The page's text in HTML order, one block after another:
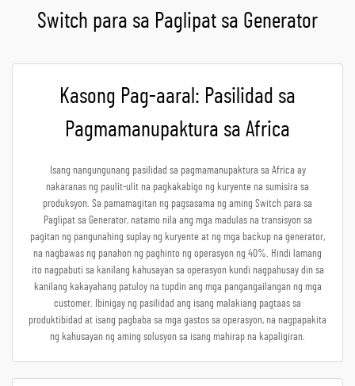
Switch para sa Paglipat sa Generator
Kasong Pag-aaral: Pasilidad sa
Pagmamanupaktura sa Africa
Isang nangungunang pasilidad sa pagmamanupaktura sa Africa ay
nakaranas ng paulit-ulit na pagkakabigo ng kuryente na sumisira sa
produksyon. Sa pamamagitan ng pagsasama ng aming Switch para sa
Paglipat sa Generator, natamo nila ang mga madulas na transisyon sa
pagitan ng pangunahing suplay ng kuryente at ng mga backup na generator,
na nagbawas ng panahon ng paghinto ng operasyon ng 40%. Hindi lamang
ito nagpabuti sa kanilang kahusayan sa operasyon kundi nagpahusay din sa
kanilang kakayahang patuloy na tupdin ang mga pangangailangan ng mga
customer. Ibinigay ng pasilidad ang isang malakiang pagtaas sa
produktibidad at isang pagbaba sa mga gastos sa operasyon, na nagpapakita
ng kahusayan ng aming solusyon sa isang mahirap na kapaligiran.